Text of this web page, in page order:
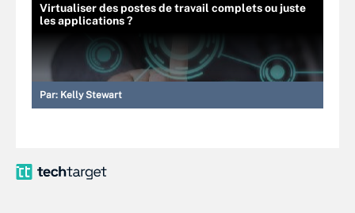
Virtualiser des postes de travail complets ou juste
les applications ?
Par: Kelly Stewart